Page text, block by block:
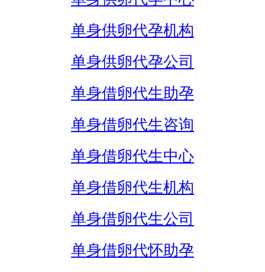
单身供卵代孕机构
单身供卵代孕公司
单身借卵代生助孕
单身借卵代生咨询
单身借卵代生中心
单身借卵代生机构
单身借卵代生公司
单身借卵代怀助孕